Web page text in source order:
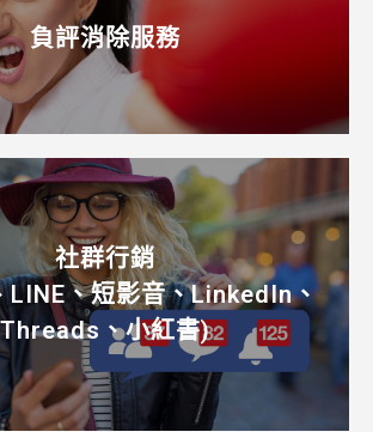
負評消除服務
社群行銷
LINE、短影音、LinkedIn、
Threads、小紅書)